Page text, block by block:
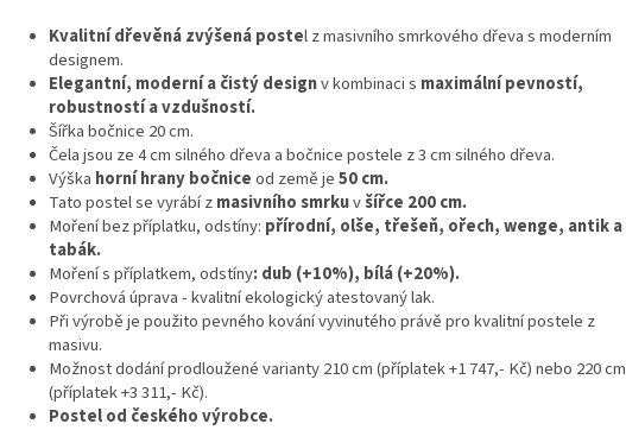
Kvalitní dřevěná zvýšená postel z masivního smrkového dřeva s moderním
designem.
Elegantní, moderní a čistý designv kombinaci s maximální pevností,
robustností a vzdušností.
Šířka bočnice 20 cm.
Čela jsou ze 4 cm silného dřeva a bočnice postele z 3 cm silného dřeva.
Výška horní hrany bočniceod země je50 cm.
Tato postel se vyrábí zmasivního smrkuvšířce 200 cm.
Moření bez příplatku, odstíny: přírodní, olše, třešeň, ořech, wenge, antik a
tabák.
Moření s příplatkem, odstíny: dub (+10%), bílá (+20%).
Povrchová úprava - kvalitní ekologický atestovaný lak.
Při výrobě je použito pevného kování vyvinutého právě pro kvalitní postele z
masivu.
Možnost dodání prodloužené varianty 210 cm (příplatek +1 747,- Kč) nebo 220 cm
(příplatek +3 311,- Kč).
Postel od českého výrobce.